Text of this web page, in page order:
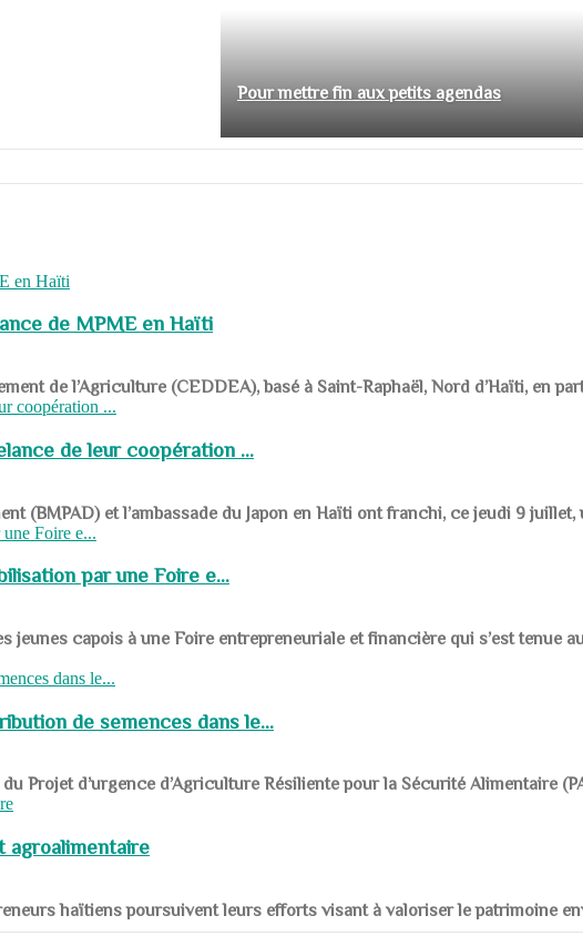
Pour mettre fin aux petits agendas
de MPME en Haïti
de l’Agriculture (CEDDEA), basé à Saint-Raphaël, Nord d’Haïti, en
de leur coopération ...
(BMPAD) et l’ambassade du Japon en Haïti ont franchi, ce jeudi 9
par une Foire e...
capois à une Foire entrepreneuriale et financière qui s’est tenue
de semences dans le...
Projet d’urgence d’Agriculture Résiliente pour la Sécurité Alimentaire
agroalimentaire
haïtiens poursuivent leurs efforts visant à valoriser le patrimoine